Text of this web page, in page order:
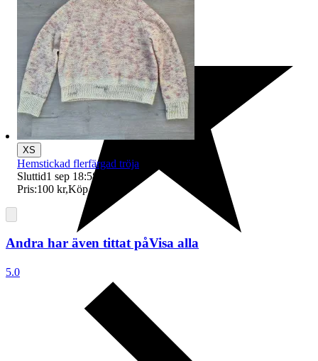
5.0
XS
Hemstickad flerfärgad tröja
Sluttid1 sep 18:58
Pris:100 kr,Köp nu
Andra har även tittat påVisa alla